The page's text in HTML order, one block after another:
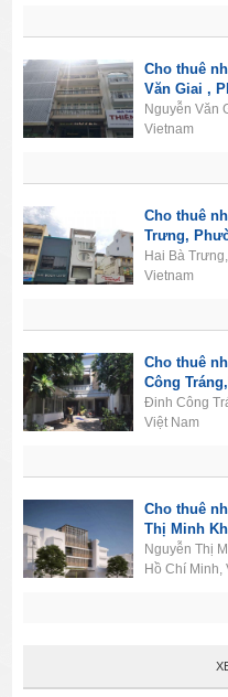
Cho thuê
Văn Giai ,
Nguyễn Văn
Vietnam
Cho thuê
Trưng,
Hai Bà
Vietnam
Cho thuê
Công
Đinh Công
Việt Nam
Cho thuê
Thị Minh
Nguyễn Thị
Hồ Chí Minh,